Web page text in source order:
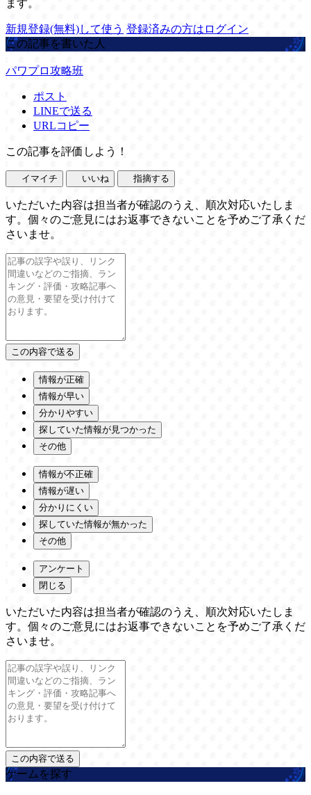
ます。
新規登録(無料)して使う 登録済みの方はログイン
この記事を書いた人
パワプロ攻略班
ポスト
LINEで送る
URLコピー
この記事を評価しよう！
イマイチ いいね 指摘する
いただいた内容は担当者が確認のうえ、順次対応いたしま
す。個々のご意見にはお返事できないことを予めご了承くだ
さいませ。
情報が正確
情報が早い
分かりやすい
探していた情報が見つかった
その他
情報が不正確
情報が遅い
分かりにくい
探していた情報が無かった
その他
アンケート
閉じる
いただいた内容は担当者が確認のうえ、順次対応いたしま
す。個々のご意見にはお返事できないことを予めご了承くだ
さいませ。
ゲームを探す